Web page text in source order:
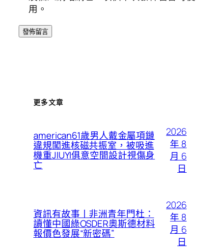
用。
更多文章
american61歲男人戴金屬項鏈
違規闖進核磁共振室，被吸進
機重JIUYI俱意空間設計視傷身
亡
2026
年 8
月 6
日
資訊有故事丨非洲青年門杜：
讀懂中國綠OSDER奧斯德材料
報價色發展“新密碼”
2026
年 8
月 6
日